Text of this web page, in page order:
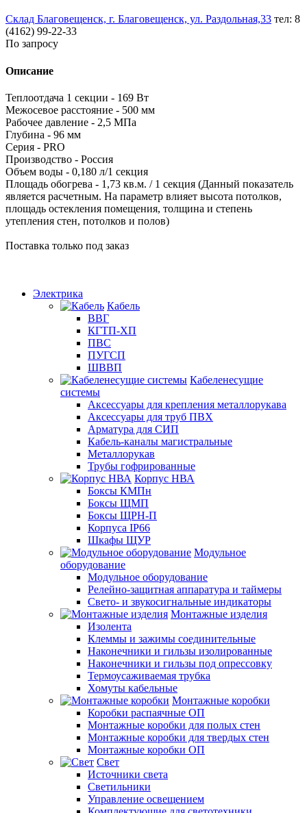
Склад Благовещенск, г. Благовещенск, ул. Раздольная,33 тел: 8
(4162) 99-22-33
По запросу
Описание
Теплоотдача 1 секции - 169 Вт
Межосевое расстояние - 500 мм
Рабочее давление - 2,5 МПа
Глубина - 96 мм
Серия - PRO
Производство - Россия
Объем воды - 0,180 л/1 секция
Площадь обогрева - 1,73 кв.м. / 1 секция (Данный показатель
является расчетным. На параметр влияет высота потолков,
площадь остекления помещения, толщина и степень
утепления стен, потолков и полов)
Поставка только под заказ
Электрика
Кабель
ВВГ
КГТП-ХП
ПВС
ПУГСП
ШВВП
Кабеленесущие
системы
Аксессуары для крепления металлорукава
Аксессуары для труб ПВХ
Арматура для СИП
Кабель-каналы магистральные
Металлорукав
Трубы гофрированные
Корпус НВА
Боксы КМПн
Боксы ЩМП
Боксы ЩРН-П
Корпуса IP66
Шкафы ЩУР
Модульное
оборудование
Модульное оборудование
Релейно-защитная аппаратура и таймеры
Свето- и звукосигнальные индикаторы
Монтажные изделия
Изолента
Клеммы и зажимы соединительные
Наконечники и гильзы изолированные
Наконечники и гильзы под опрессовку
Термоусаживаемая трубка
Хомуты кабельные
Монтажные коробки
Коробки распаячные ОП
Монтажные коробки для полых стен
Монтажные коробки для твердых стен
Монтажные коробки ОП
Свет
Источники света
Светильники
Управление освещением